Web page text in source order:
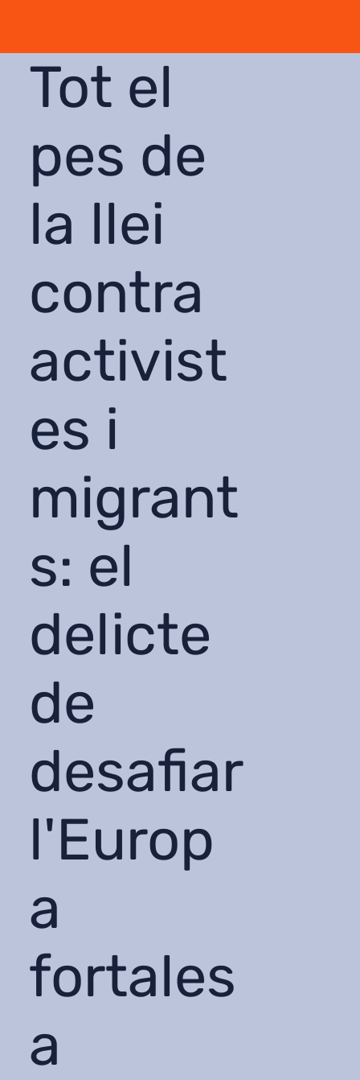
Tot el
pes de
la llei
contra
activist
es i
migrant
s: el
delicte
de
desafiar
l'Europ
a
fortales
a